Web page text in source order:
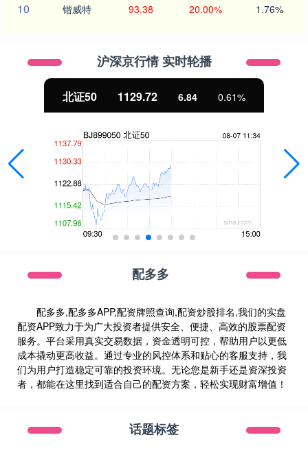
10 锴威特 93.38 20.00% 1.76%
沪深京行情 实时轮播
北证50 1129.72 6.84 0.61%
配多多
配多多,配多多APP,配资牌照查询,配资炒股排名,我们的实盘
配资APP致力于为广大投资者提供安全、便捷、高效的股票配资
服务。平台采用真实交易数据，资金透明可控，帮助用户以更低
成本撬动更高收益。通过专业的风控体系和贴心的客服支持，我
们为用户打造稳定可靠的投资环境。无论您是新手还是资深投资
者，都能在这里找到适合自己的配资方案，轻松实现财富增值！
话题标签